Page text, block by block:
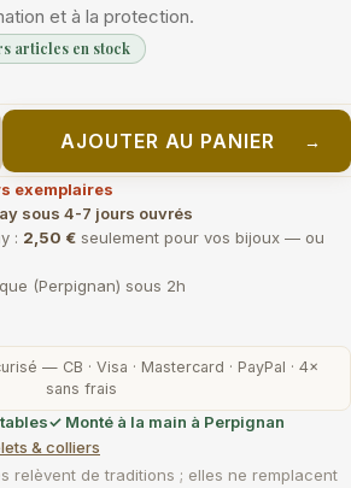
et à la protection.
articles en stock
AJOUTER AU PANIER →
exemplaires
sous 4-7 jours ouvrés
: 2,50 € seulement pour vos bijoux — ou
(Perpignan) sous 2h
— CB · Visa · Mastercard · PayPal · 4×
sans frais
✓ Monté à la main à Perpignan
& colliers
relèvent de traditions ; elles ne remplacent